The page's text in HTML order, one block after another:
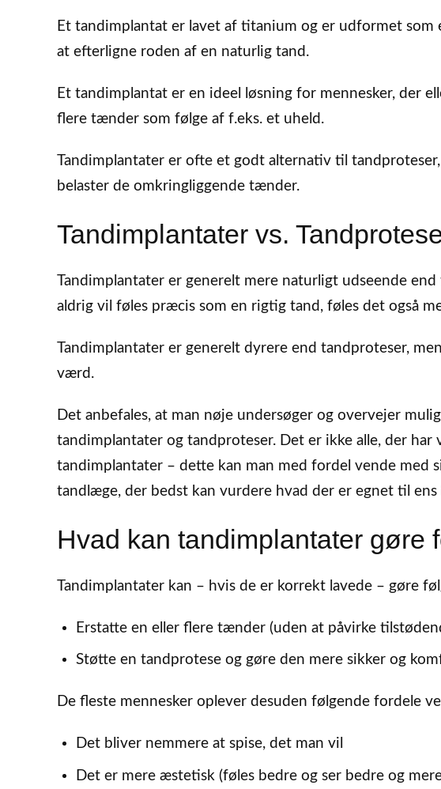
Et tandimplantat er lavet af titanium og er udformet som
at efterligne roden af en naturlig tand.
Et tandimplantat er en ideel løsning for mennesker, der
flere tænder som følge af f.eks. et uheld.
Tandimplantater er ofte et godt alternativ til
belaster de omkringliggende tænder.
Tandimplantater vs.
Tandimplantater er generelt mere naturligt udseende
aldrig vil føles præcis som en rigtig tand, føles det også
Tandimplantater er generelt dyrere end tandproteser,
værd.
Det anbefales, at man nøje undersøger og overvejer
tandimplantater og tandproteser. Det er ikke alle, der har
tandimplantater – dette kan man med fordel vende med
tandlæge, der bedst kan vurdere hvad der er egnet til
Hvad kan tandimplantater gøre
Tandimplantater kan – hvis de er korrekt lavede – gøre
Erstatte en eller flere tænder (uden at påvirke
Støtte en tandprotese og gøre den mere sikker og
De fleste mennesker oplever desuden følgende fordele
Det bliver nemmere at spise, det man vil
Det er mere æstetisk (føles bedre og ser bedre og